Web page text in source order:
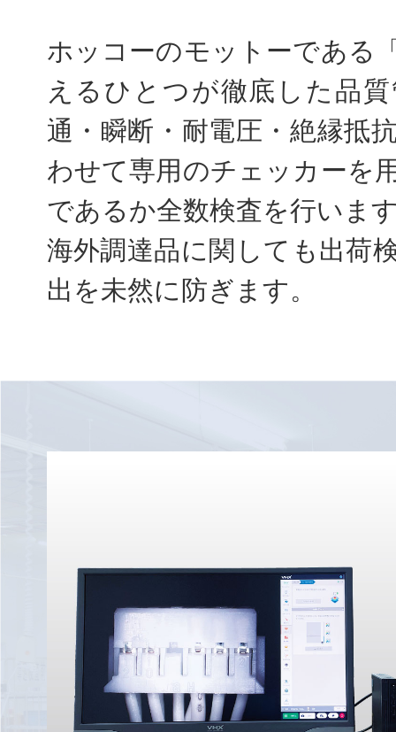
ホッコーのモットーである
えるひとつが徹底した品
通・瞬断・耐電圧・絶縁抵
わせて専用のチェッカーを
であるか全数検査を行いま
海外調達品に関しても出荷
出を未然に防ぎます。